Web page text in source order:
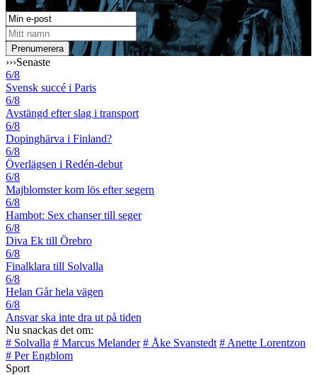
›››Senaste
6/8
Svensk succé i Paris
6/8
Avstängd efter slag i transport
6/8
Dopinghärva i Finland?
6/8
Överlägsen i Redén-debut
6/8
Majblomster kom lös efter segern
6/8
Hambot: Sex chanser till seger
6/8
Diva Ek till Örebro
6/8
Finalklara till Solvalla
6/8
Helan Går hela vägen
6/8
Ansvar ska inte dra ut på tiden
Nu snackas det om:
# Solvalla # Marcus Melander # Åke Svanstedt # Anette Lorentzon
# Per Engblom
Sport